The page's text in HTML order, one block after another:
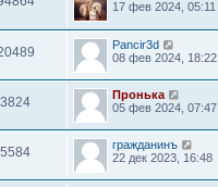
17 фев 2024, 05:11
Pancir3d
08 фев 2024, 18:22
3824
Пронька
05 фев 2024, 07:47
5584
гражданинъ
22 дек 2023, 16:48